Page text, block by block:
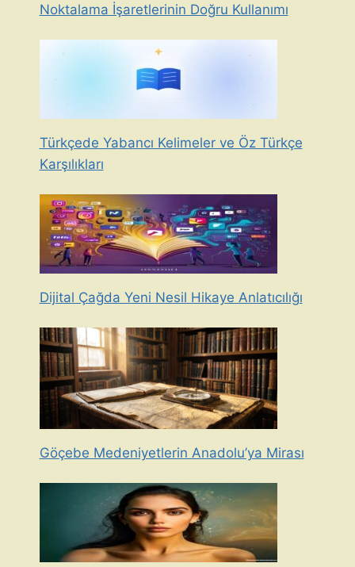
Noktalama İşaretlerinin Doğru Kullanımı
Türkçede Yabancı Kelimeler ve Öz Türkçe
Karşılıkları
Dijital Çağda Yeni Nesil Hikaye Anlatıcılığı
Göçebe Medeniyetlerin Anadolu’ya Mirası